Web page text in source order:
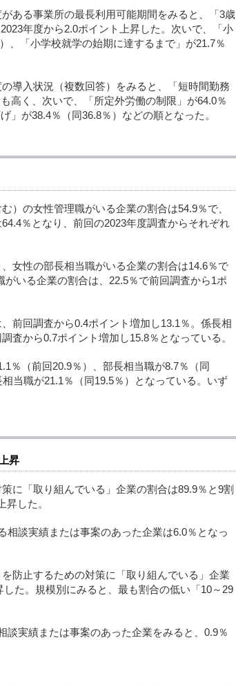
ある事業所の最長利用可能期間をみると、「3歳
年度から2.0ポイント上昇した。次いで、「小
、「小学校就学の始期に達するまで」が21.7％
導入状況（複数回答）をみると、「短時間勤務
高く、次いで、「所定外労働の制限」が64.0％
」が38.4％（同36.8％）などの順となった。
）の女性管理職がいる企業の割合は54.9％で、
％となり、前回の2023年度調査からそれぞれ
女性の部長相当職がいる企業の割合は14.6％で
いる企業の割合は、22.5％で前回調査から1ポ
前回調査から0.4ポイント増加し13.1％。係長相
査から0.7ポイント増加し15.8％となっている。
％（前回20.9％）、部長相当職が8.7％（同
当職が21.1％（同19.5％）となっている。いず
昇
に「取り組んでいる」企業の割合は89.9％と9割
した。
談実績または事案のあった企業は6.0％となっ
防止するための対策に「取り組んでいる」企業
た。規模別にみると、最も割合の低い「10～29
実績または事案のあった企業をみると、0.9％